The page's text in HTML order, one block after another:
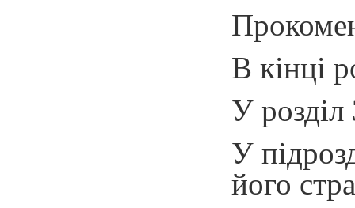
В кінці
У розділ
У
його